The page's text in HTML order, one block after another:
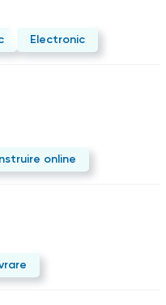
Electronic
online